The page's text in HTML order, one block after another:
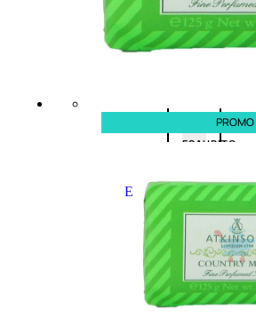
0su
5
(0)
ESAURITO
Esaurito PROMO
PROMO